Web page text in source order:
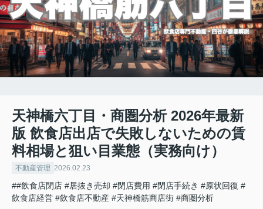
天神橋六丁目・商圏分析 2026年最新
版 飲食店出店で失敗しないための賃
料相場と狙い目業態（実務向け）
不動産管理 2026.02.23
##飲食店閉店 #居抜き売却 #閉店費用 #閉店手続き #原状回復 #
飲食店経営 #飲食店不動産 #天神橋筋商店街 #商圏分析